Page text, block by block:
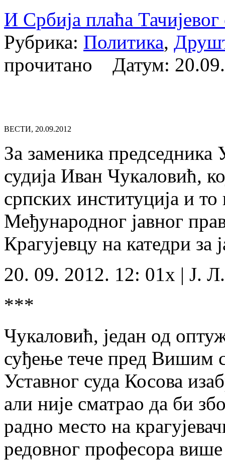
И Србија плаћа Тачијевог
Рубрика: Политика,
прочитано Датум:
ВЕСТИ, 20.09.2012
За заменика председника
судија Иван Чукаловић,
српских институција и
Међународног јавног
Крагујевцу на катедри за
20. 09. 2012. 12: 01х | Ј.
***
Чукаловић, један од
суђење тече пред Вишим
Уставног суда Косова
али није сматрао да би
радно место на
редовног професора